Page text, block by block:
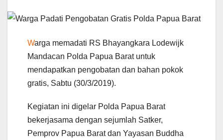
Warga memadati RS Bhayangkara Lodewijk
Mandacan Polda Papua Barat untuk
mendapatkan pengobatan dan bahan pokok
gratis, Sabtu (30/3/2019).
Kegiatan ini digelar Polda Papua Barat
bekerjasama dengan sejumlah Satker,
Pemprov Papua Barat dan Yayasan Buddha